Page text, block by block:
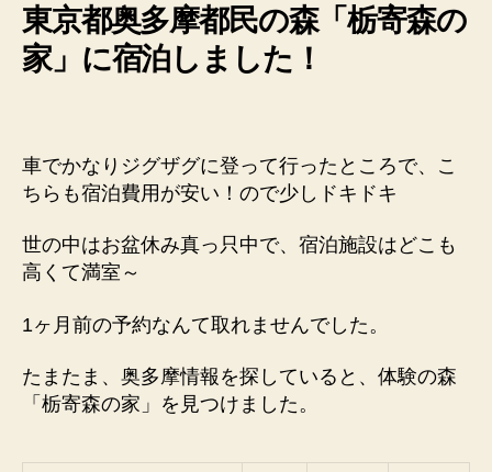
東京都奥多摩都民の森「栃寄森の
家」に宿泊しました！
車でかなりジグザグに登って行ったところで、こ
ちらも宿泊費用が安い！ので少しドキドキ
世の中はお盆休み真っ只中で、宿泊施設はどこも
高くて満室～
1ヶ月前の予約なんて取れませんでした。
たまたま、奥多摩情報を探していると、体験の森
「栃寄森の家」を見つけました。